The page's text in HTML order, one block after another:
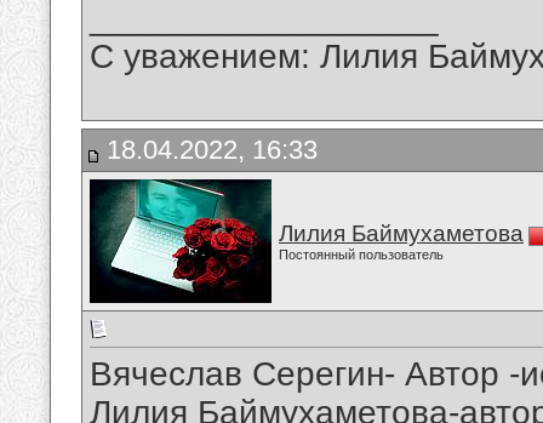
С уважением: Лилия
18.04.2022, 16:33
Лилия Баймухаметова
Постоянный пользователь
Вячеслав Серегин- Автор -
Лилия Баймухаметова-